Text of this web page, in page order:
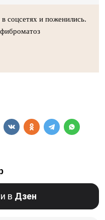
соцсетях и поженились.
в Дзен